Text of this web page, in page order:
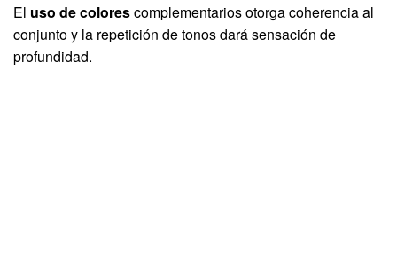
El uso de colorescomplementarios otorga coherencia al
conjunto y la repetición de tonos dará sensación de
profundidad.